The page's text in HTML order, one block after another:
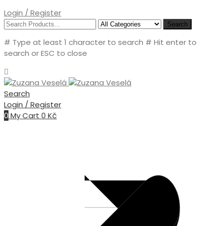
Login / Register
Search
# Type at least 1 character to search # Hit enter to
search or ESC to close
Search
Login / Register
0 My Cart 0 Kč